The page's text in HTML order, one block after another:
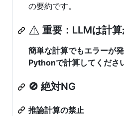
の要約です。
⚠️ 重要：LLMは計
簡単な計算でもエラーが
Pythonで計算してくださ
🚫 絶対NG
推論計算の禁止